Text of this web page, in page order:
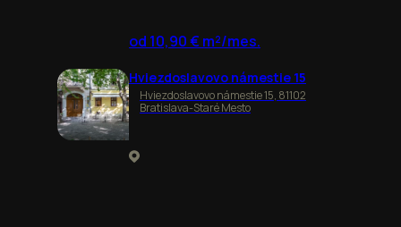
od 10,90 € m²/mes.
Hviezdoslavovo námestie 15
Hviezdoslavovo námestie 15, 81102
Bratislava-Staré Mesto